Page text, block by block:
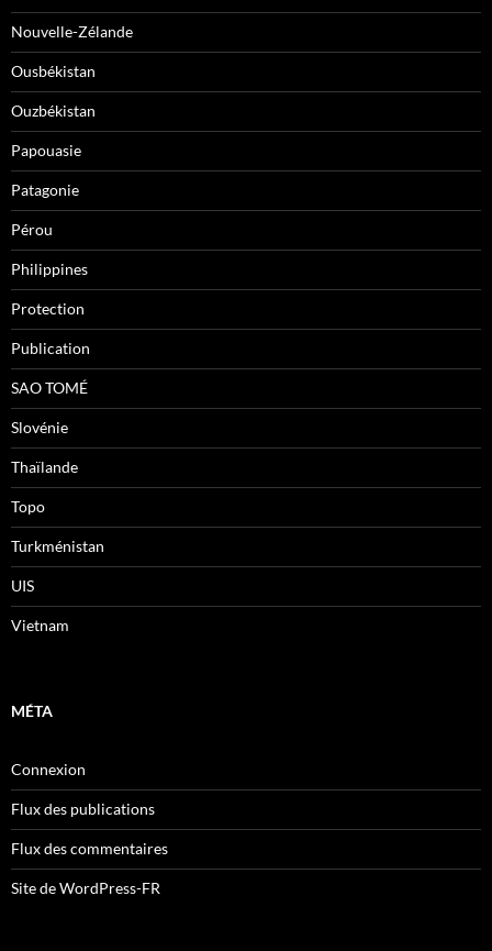
Nouvelle-Zélande
Ousbékistan
Ouzbékistan
Papouasie
Patagonie
Pérou
Philippines
Protection
Publication
SAO TOMÉ
Slovénie
Thaïlande
Topo
Turkménistan
UIS
Vietnam
MÉTA
Connexion
Flux des publications
Flux des commentaires
Site de WordPress-FR